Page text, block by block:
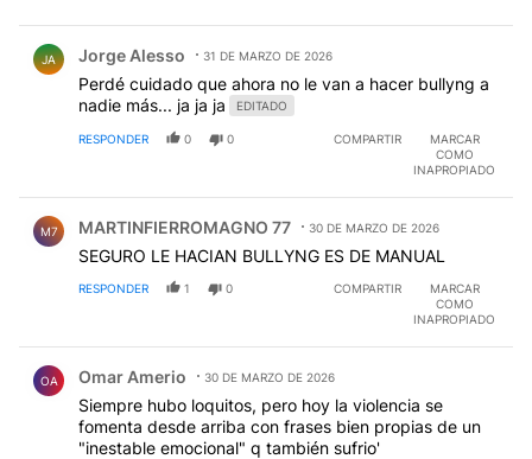
JA Jorge Alesso 31 DE MARZO DE 2026
Perdé cuidado que ahora no le van a hacer bullyng a
nadie más... ja ja ja
EDITADO
RESPONDER 0 0 COMPARTIR
MARCAR
COMO
INAPROPIADO
M7 MARTINFIERROMAGNO 77 30 DE MARZO DE 2026
SEGURO LE HACIAN BULLYNG ES DE MANUAL
RESPONDER 1 0 COMPARTIR
MARCAR
COMO
INAPROPIADO
OA Omar Amerio 30 DE MARZO DE 2026
Siempre hubo loquitos, pero hoy la violencia se
fomenta desde arriba con frases bien propias de un
"inestable emocional" q también sufrio'